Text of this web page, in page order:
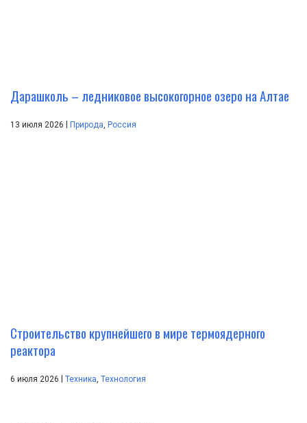
Дарашколь – ледниковое высокогорное озеро на Алтае
13 июля 2026 Природа, Россия
Строительство крупнейшего в мире термоядерного
реактора
6 июля 2026 | Техника Технология